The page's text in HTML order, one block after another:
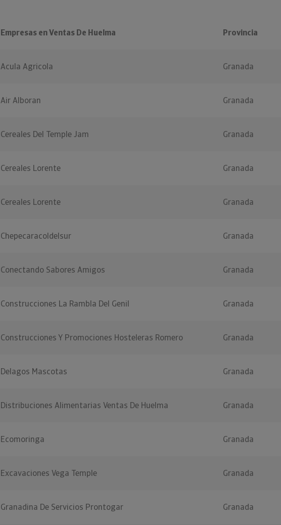
Empresas en Ventas De Huelma Provincia
Acula Agricola Granada
Air Alboran Granada
Cereales Del Temple Jam Granada
Cereales Lorente Granada
Cereales Lorente Granada
Chepecaracoldelsur Granada
Conectando Sabores Amigos Granada
Construcciones La Rambla Del Genil Granada
Construcciones Y Promociones Hosteleras Romero Granada
Delagos Mascotas Granada
Distribuciones Alimentarias Ventas De Huelma Granada
Ecomoringa Granada
Excavaciones Vega Temple Granada
Granadina De Servicios Prontogar Granada